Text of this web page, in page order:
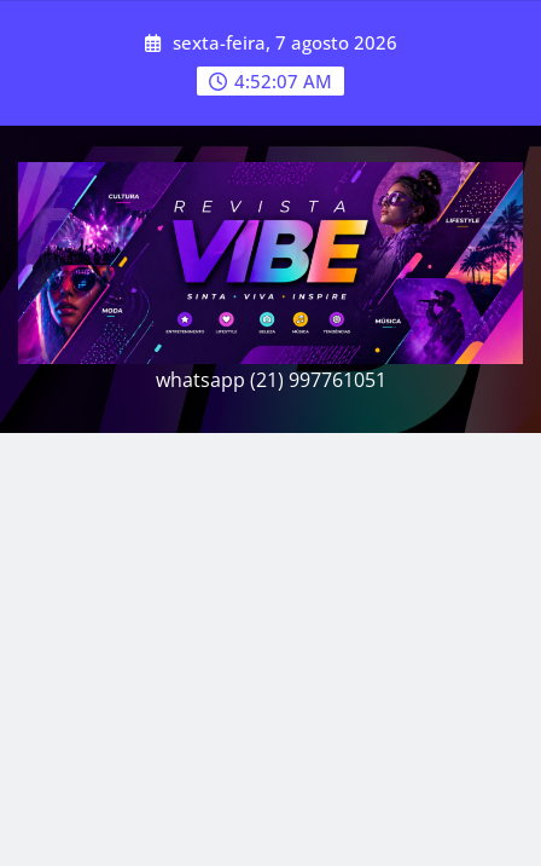
sexta-feira, 7 agosto 2026
4:52:10 AM
whatsapp (21) 997761051